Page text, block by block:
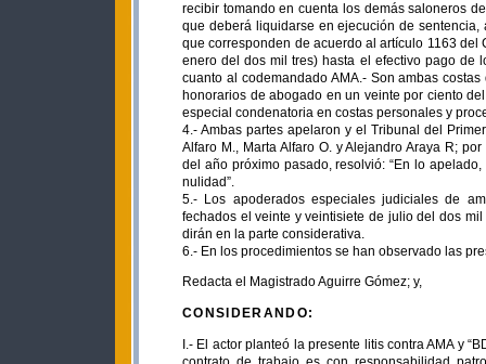
recibir tomando en cuenta los demás saloneros
que deberá liquidarse en ejecución de sentencia,
que corresponden de acuerdo al artículo 1163
enero del dos mil tres) hasta el efectivo pago de
cuanto al codemandado AMA.- Son ambas
honorarios de abogado en un veinte por ciento
especial condenatoria en costas personales y
4.- Ambas partes apelaron y el Tribunal del
Alfaro M., Marta Alfaro O. y Alejandro Araya R;
del año próximo pasado, resolvió: “En lo
nulidad”.
5.- Los apoderados especiales judiciales de
fechados el veinte y veintisiete de julio del dos
dirán en la parte considerativa.
6.- En los procedimientos se han observado las
Redacta el Magistrado Aguirre Gómez; y,
CONSIDERANDO:
I.- El actor planteó la presente litis contra AMA y “BDSBSA”, para que en sentencia se declare: “a- Que la terminación del contrato de trabajo es con responsabilidad patronal a raíz de los incumplimientos injustificados y reiterados de la empresa demandada con respecto al pago del porcentaje correcto y conforme a la ley del impuesto al servicio o propina, falta de pago de horas extra, diferencias originadas en el pago de aguinaldos, los cuales no incluían el pago de los feriados de ley laborados. / b- Las acciones cometidas por la demandada, y sobre todo ante la negativa reiterada e injustificada de enmendar sus faltas, me facultaban para dar por terminado el contrato de trabajo con responsabilidad laboral. / c- Que en virtud de lo anterior, la demandada deberá proceder a pagarme los montos correspondientes a los extremos laborales de Aguinaldo y Vacaciones proporcionales del último año, Preaviso de despido y Auxilio de Cesantía. / d- Que se declare que la empresa demandada me adeuda las sumas de dinero correspondientes a la mitad del impuesto de servicio o propinas dejadas de percibir ilegalmente durante toda la relación laboral, provenientes de la facturación diaria del servicio de restaurante. / e- El pago de este rubro se calculará en proporción a los cuatro saloneros que integraron siempre el equipo de saloneros que servíamos en las mesas y con base en el total del 10% de las ventas diarias facturadas y reportadas por la empresa a Tributación Directa durante los años 1995, 1996, 1997, 1998, 1999, 2000, 2001, 2002 y 2003, conjuntamente con la información y resultados contables de la empresa demandada obtenidos durante estos años... / f- Que dentro del salario total que servirá como base para el cálculo de los extremos de aguinaldo, vacaciones proporcionales del último año, preaviso, auxilio de cesantía, horas extra, se incluya los siguientes aspectos: a) Salario en especie, b) el rubro correspondiente a la mitad del 10% que en concepto de propina recibí durante la relación laboral así como el 5% restante que completa el 10% de ley, para luego hacerse las rectificaciones del caso, calculando la suma equivalente al 10% de propina de los últimos seis meses de la relación laboral, todo lo que se posterga para liquidarse en ejecución de sentencia. / g- Que se condene a la demandada al pago de los salarios caídos a título de daños y perjuicios según lo dispone el artículo 82 del Código de Trabajo que he dejado de percibir desde el momento del incumplimiento patronal del pago correcto de mis extremos laborales. / h- Que se le condene a la demandada al pago de las horas extra laboradas durante toda la relación laboral. / i- Que se le condene a la empresa demandada al reajuste de todos y cada uno de los montos otorgados por concepto de aguinaldos de toda la relación laboral para que incluyan los pagos efectuados por días feriados... que laboré y que se me pagaron siempre con la doble remuneración ordinaria. / J- Que sobre la totalidad de las sumas dichas, la demandada deberá reconocer intereses legales desde el momento de la terminación de la relación laboral y hasta su efectivo pago. / k- que se condene a la demandada al pago de ambas costas de esta acción”. Según indicó, su relación inició el primero de enero de 1995 como salonero del restaurante y marisquería “La Princesa Marina” ubicado en el Barrio San José de Alajuela, y finalizó el 29 de enero del 2003 mediante carta de despido (folios 10 y 21 a 29). El señor AMA -en su carácter personal y como representante de la sociedad coaccionada- contestó la demanda negativamente y opuso las excepciones de prescripción, falta de derecho, falta de legitimación activa y pasiva, ad causam y ad procesum, la genérica sine actione agit, y la que denominó como falta de representatividad; pidió que se denegara la demanda y que se condenara al actor al pago de ambas costas y a la multa del artículo 82 del Código de Trabajo (folios 47-54). La